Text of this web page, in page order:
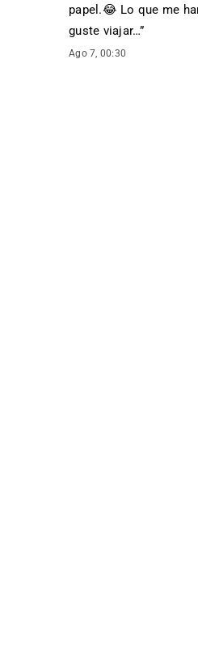
papel. 😂 Lo que me
guste viajar…”
Ago 7, 00:30